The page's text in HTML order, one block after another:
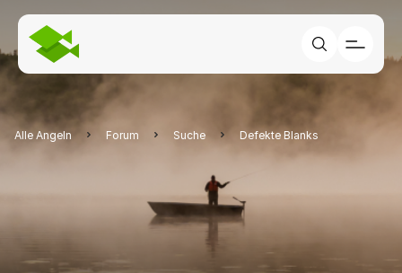
Alle Angeln Forum Suche Defekte Blanks